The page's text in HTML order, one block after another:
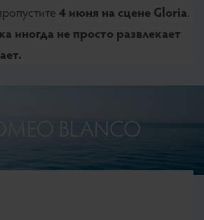
4 июня на сцене Gloria.
иногда не просто развлекает
BLANCO